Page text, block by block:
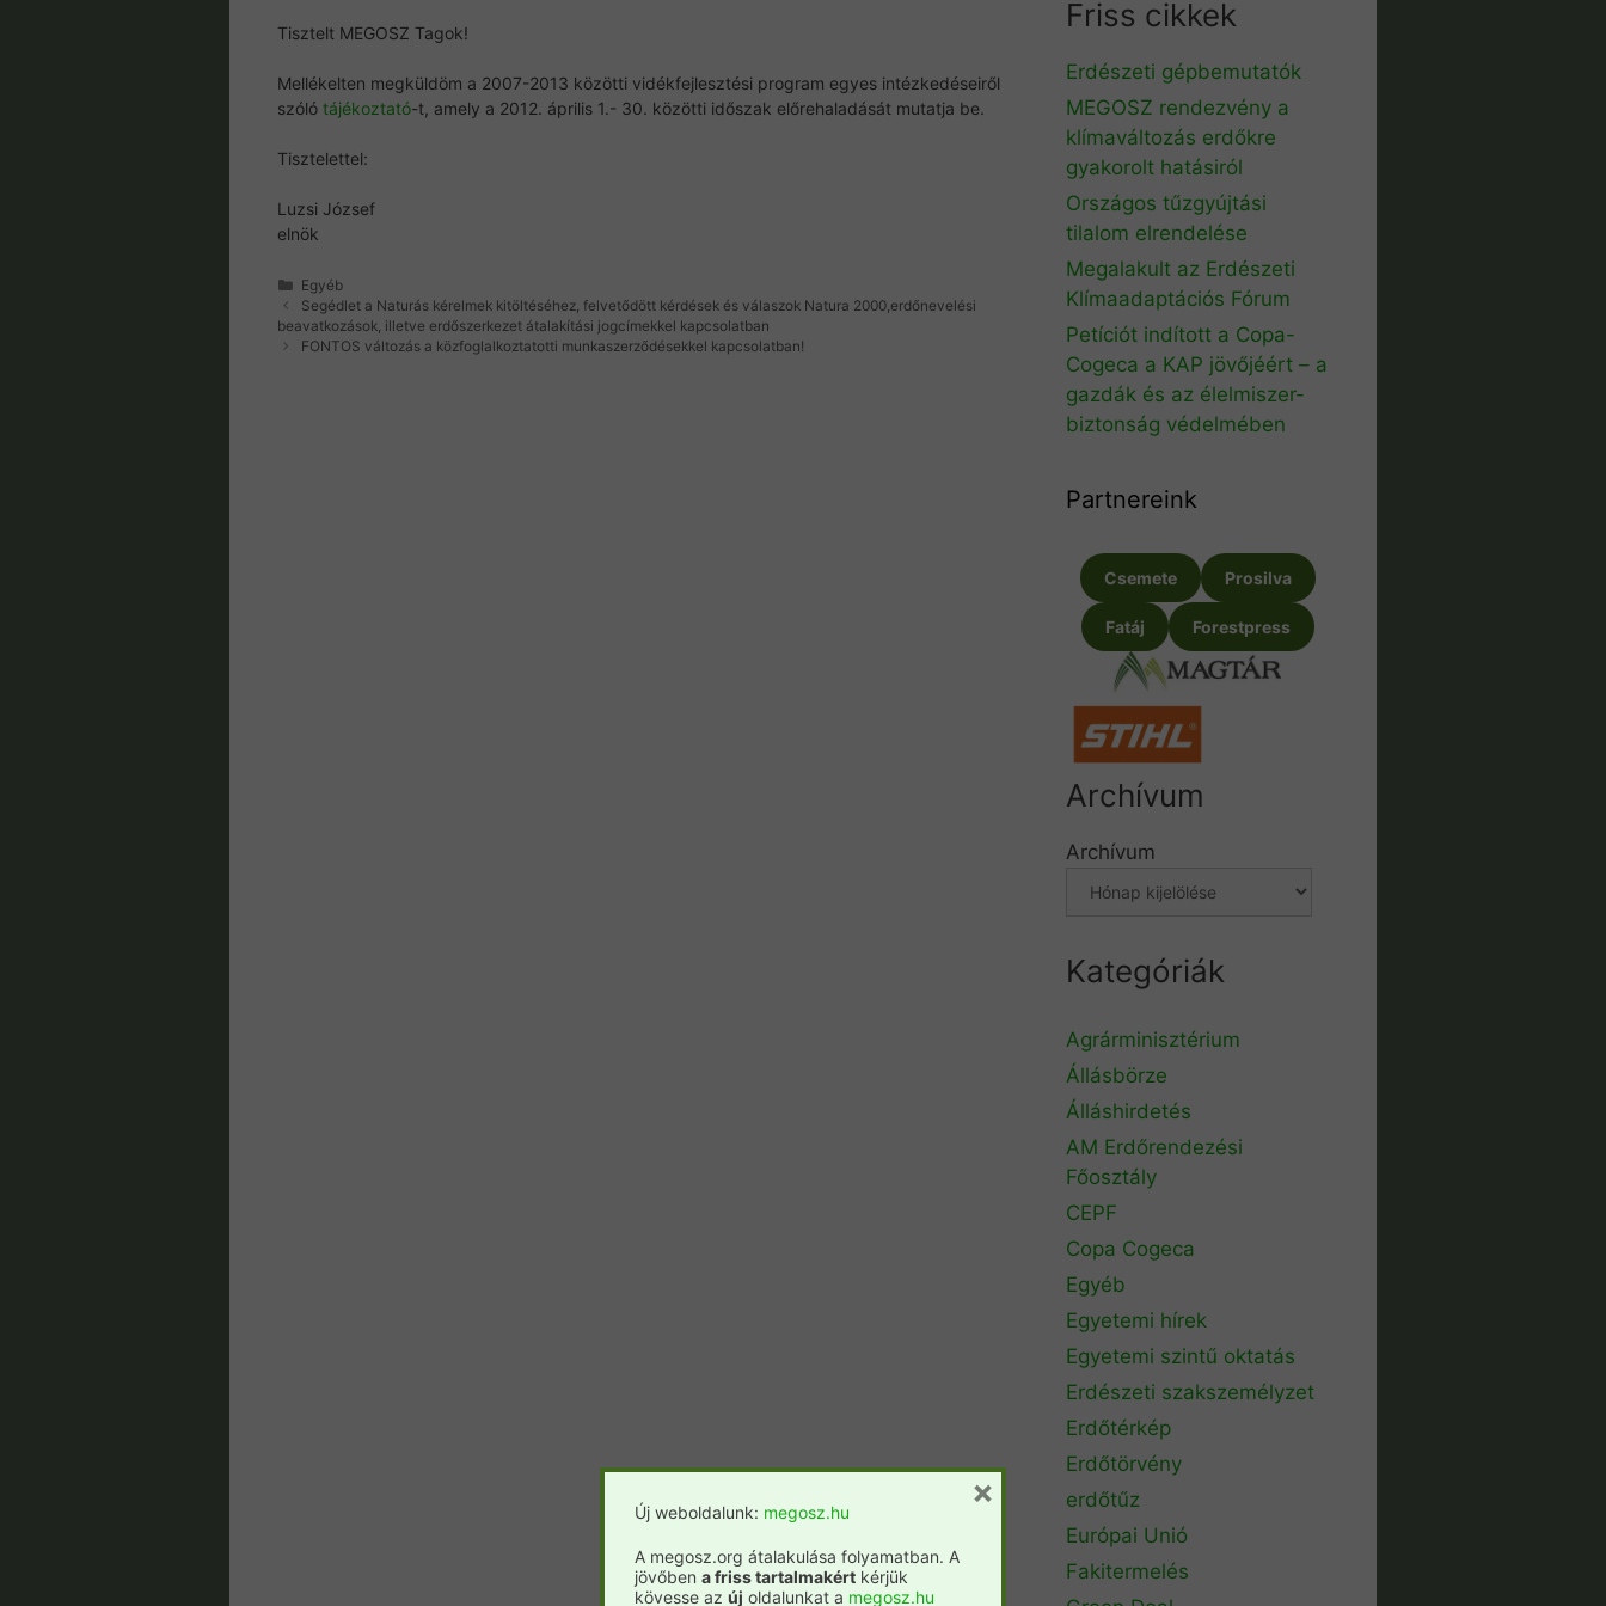
Tisztelt MEGOSZ Tagok!
Mellékelten megküldöm a 2007-2013 közötti vidékfejlesztési program egyes intézkedéseiről
szóló tájékoztató-t, amely a 2012. április 1.- 30. közötti időszak előrehaladását mutatja be.
Tisztelettel:
Luzsi József
elnök
Kategória
Egyéb
Segédlet a Naturás kérelmek kitöltéséhez, felvetődött kérdések és válaszok Natura 2000,erdőnevelési
beavatkozások, illetve erdőszerkezet átalakítási jogcímekkel kapcsolatban
FONTOS változás a közfoglalkoztatotti munkaszerződésekkel kapcsolatban!
Friss cikkek
Erdészeti gépbemutatók
MEGOSZ rendezvény a
klímaváltozás erdőkre
gyakorolt hatásiról
Országos tűzgyújtási
tilalom elrendelése
Megalakult az Erdészeti
Klímaadaptációs Fórum
Petíciót indított a Copa-
Cogeca a KAP jövőjéért – a
gazdák és az élelmiszer-
biztonság védelmében
Partnereink
Csemete Prosilva
Fatáj Forestpress
Archívum
Archívum
Kategóriák
Agrárminisztérium
Állásbörze
Álláshirdetés
AM Erdőrendezési
Főosztály
CEPF
Copa Cogeca
Egyéb
Egyetemi hírek
Egyetemi szintű oktatás
Erdészeti szakszemélyzet
Erdőtérkép
Erdőtörvény
erdőtűz
Európai Unió
Fakitermelés
Új weboldalunk: megosz.hu
A megosz.org átalakulása folyamatban. A
jövőben a friss tartalmakért kérjük
kövesse az új oldalunkat a megosz.hu
×